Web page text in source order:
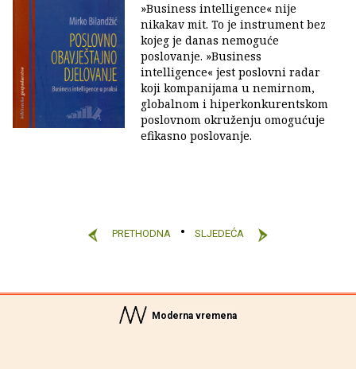
»Business intelligence« nije
nikakav mit. To je instrument bez
kojeg je danas nemoguće
poslovanje. »Business
intelligence« jest poslovni radar
koji kompanijama u nemir­nom,
globalnom i hiperkonkurentskom
poslovnom okruženju omogućuje
efikasno po­slovanje.
PRETHODNA SLJEDEĆA
Moderna vremena